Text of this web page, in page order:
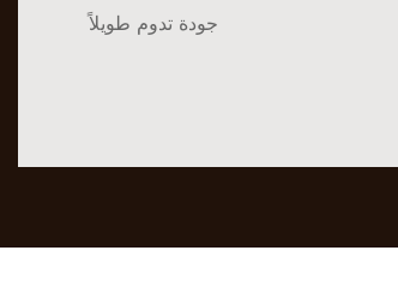
جودة تدوم طويلاً